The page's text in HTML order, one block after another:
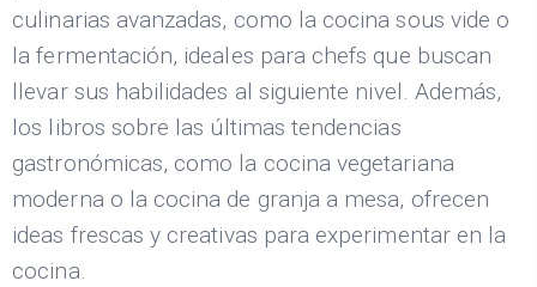
culinarias avanzadas, como la cocina sous vide o
la fermentación, ideales para chefs que buscan
llevar sus habilidades al siguiente nivel. Además,
los libros sobre las últimas tendencias
gastronómicas, como la cocina vegetariana
moderna o la cocina de granja a mesa, ofrecen
ideas frescas y creativas para experimentar en la
cocina.